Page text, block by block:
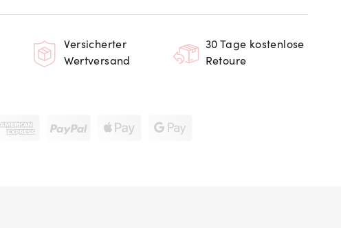
Versicherter
Wertversand
30 Tage kostenlose
Retoure